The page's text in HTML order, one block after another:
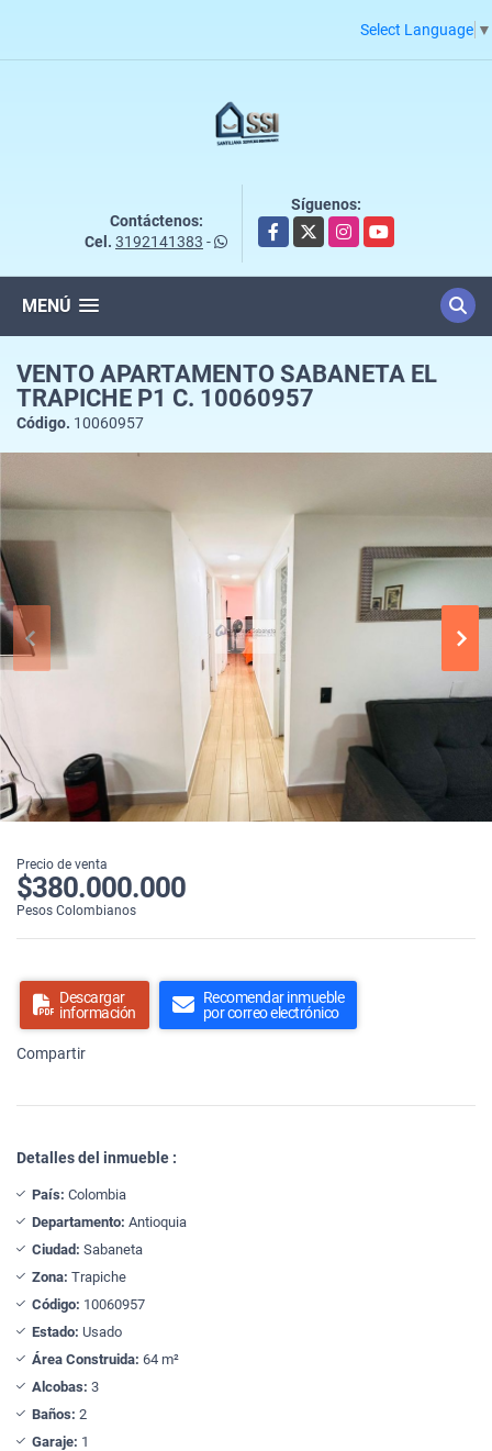
Select Language ▼
Contáctenos:
Cel. 3192141383 -
Síguenos:
Facebook
X InstagramYouTube
MENÚ
VENTO APARTAMENTO SABANETA EL
TRAPICHE P1 C. 10060957
Código. 10060957
Precio de venta
$380.000.000
Pesos Colombianos
Descargar
información
Recomendar inmueble
por correo electrónico
Compartir
Detalles del inmueble :
País: Colombia
Departamento: Antioquia
Ciudad: Sabaneta
Zona: Trapiche
Código: 10060957
Estado: Usado
Área Construida: 64 m²
Alcobas: 3
Baños: 2
Garaje: 1